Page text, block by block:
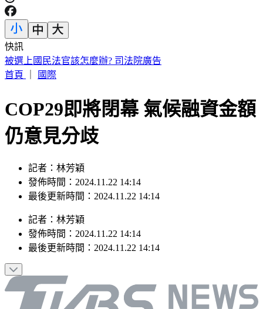
快訊
IU無預警召喚前男友 韓網替「她」心疼：很不舒服
首頁
國際
COP29即將閉幕 氣候融資金額
仍意見分歧
記者：林芳穎
發佈時間：2024.11.22 14:14
最後更新時間：2024.11.22 14:14
記者 ： 林芳穎
發佈時間： 2024.11.22 14:14
最後更新時間： 2024.11.22 14:14